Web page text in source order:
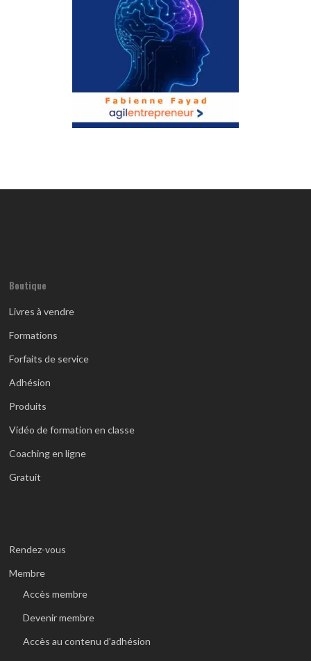
Boutique
Livres à vendre
Formations
Forfaits de service
Adhésion
Produits
Vidéo de formation en classe
Coaching en ligne
Gratuit
Rendez-vous
Membre
Accès membre
Devenir membre
Accès au contenu d’adhésion